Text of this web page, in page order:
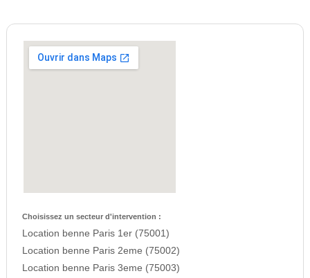
Choisissez un secteur d'intervention :
Location benne Paris 1er (75001)
Location benne Paris 2eme (75002)
Location benne Paris 3eme (75003)